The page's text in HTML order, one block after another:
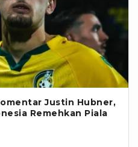
Justin Hubner,
Remehkan Piala